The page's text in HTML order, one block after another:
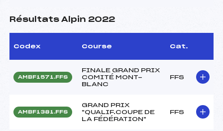
Résultats Alpin 2022
Codex Course Cat.
AMBF1571.FFS
FINALE GRAND PRIX
COMITÉ MONT-
BLANC
FFS
AMBF1381.FFS
GRAND PRIX
"QUALIF.COUPE DE
LA FÉDÉRATION"
FFS